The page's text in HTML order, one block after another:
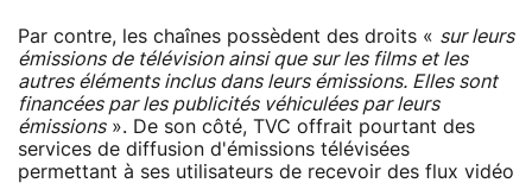
Par contre, les chaînes possèdent des droits « sur leurs
émissions de télévision ainsi que sur les films et les
autres éléments inclus dans leurs émissions. Elles sont
financées par les publicités véhiculées par leurs
émissions». De son côté, TVC offrait pourtant des
services de diffusion d'émissions télévisées
permettant à ses utilisateurs de recevoir des flux vidéo